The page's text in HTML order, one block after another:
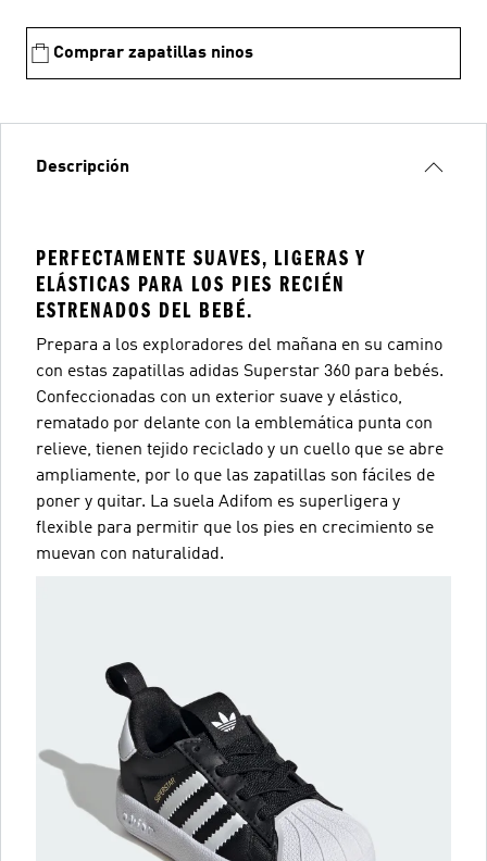
Comprar zapatillas ninos
Descripción
PERFECTAMENTE SUAVES, LIGERAS Y
ELÁSTICAS PARA LOS PIES RECIÉN
ESTRENADOS DEL BEBÉ.
Prepara a los exploradores del mañana en su camino
con estas zapatillas adidas Superstar 360 para bebés.
Confeccionadas con un exterior suave y elástico,
rematado por delante con la emblemática punta con
relieve, tienen tejido reciclado y un cuello que se abre
ampliamente, por lo que las zapatillas son fáciles de
poner y quitar. La suela Adifom es superligera y
flexible para permitir que los pies en crecimiento se
muevan con naturalidad.